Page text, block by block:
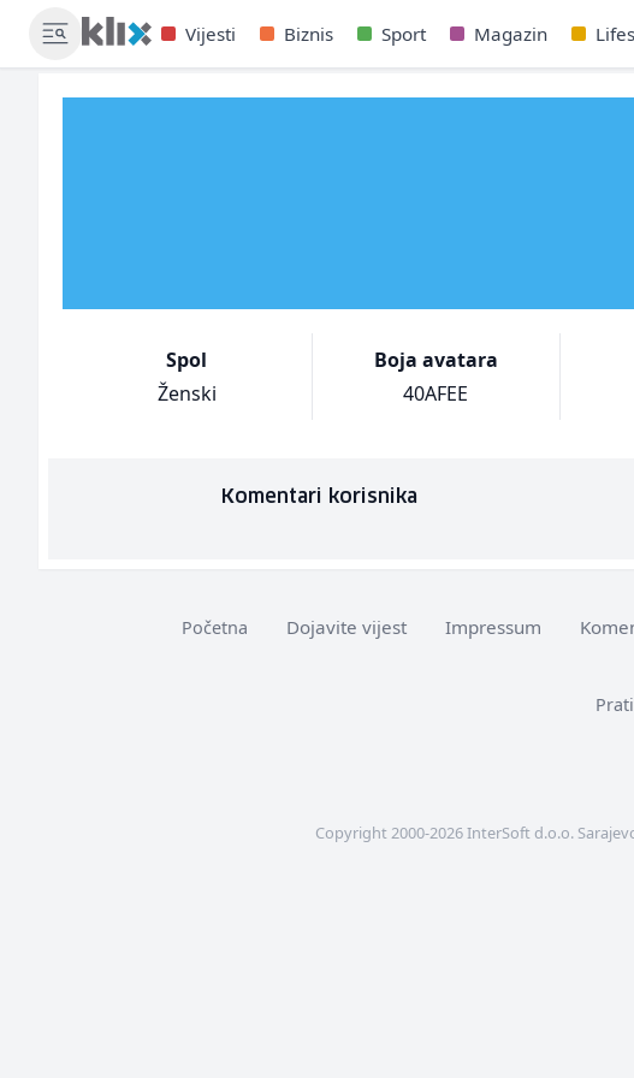
Vijesti Biznis Sport Magazin
Spol
Ženski
Boja avatara
40AFEE
Komentari korisnika
Početna Dojavite vijest Impressum
Copyright 2000-2026 InterSoft d.o.o.